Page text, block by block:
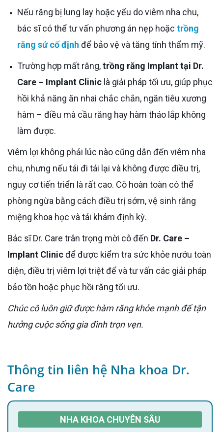
Nếu răng bị lung lay hoặc yếu do viêm nha chu,
bác sĩ có thể tư vấn phương án nẹp hoặc trồng
răng sứ cố định để bảo vệ và tăng tính thẩm mỹ.
Trường hợp mất răng,trồng răng Implant tại Dr.
Care – Implant Clinic là giải pháp tối ưu, giúp phục
hồi khả năng ăn nhai chắc chắn, ngăn tiêu xương
hàm – điều mà cầu răng hay hàm tháo lắp không
làm được.
Viêm lợi không phải lúc nào cũng dẫn đến viêm nha
chu, nhưng nếu tái đi tái lại và không được điều trị,
nguy cơ tiến triển là rất cao. Cô hoàn toàn có thể
phòng ngừa bằng cách điều trị sớm, vệ sinh răng
miệng khoa học và tái khám định kỳ.
Bác sĩ Dr. Care trân trọng mời cô đến Dr. Care –
Implant Clinicđể được kiểm tra sức khỏe nướu toàn
diện, điều trị viêm lợi triệt để và tư vấn các giải pháp
bảo tồn hoặc phục hồi răng tối ưu.
Chúc cô luôn giữ được hàm răng khỏe mạnh để tận
hưởng cuộc sống gia đình trọn vẹn.
Thông tin liên hệ Nha khoa Dr.
Care
NHA KHOA CHUYÊN SÂU